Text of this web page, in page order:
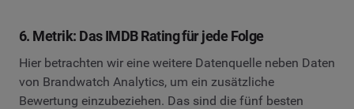
6. Metrik: Das IMDB Rating für jede Folge
Hier betrachten wir eine weitere Datenquelle neben Daten
von Brandwatch Analytics, um ein zusätzliche
Bewertung einzubeziehen. Das sind die fünf besten